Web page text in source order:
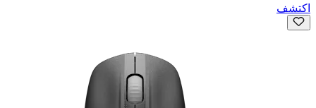
اكتشف